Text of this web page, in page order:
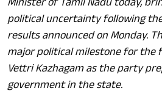
political uncertainty following
results announced on Monday.
major political milestone for the
Vettri Kazhagam as the party
government in the state.